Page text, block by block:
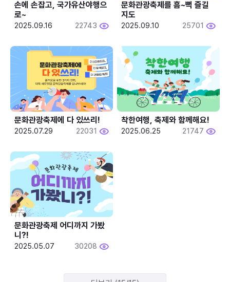
손에 손잡고, 국가유산야행으
로~
2025.09.16 22743
문화관광축제를 흠~뻑 즐길
지도
2025.09.10 25701
문화관광축제에 다 있쓰리!
2025.07.29 22031
착한여행, 축제와 함께해요!
2025.06.25 21747
문화관광축제 어디까지 가봤
니?!
2025.05.07 30208